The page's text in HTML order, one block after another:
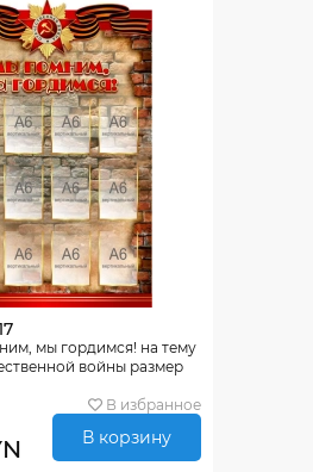
мы гордимся! на тему
войны размер
В избранное
В корзину